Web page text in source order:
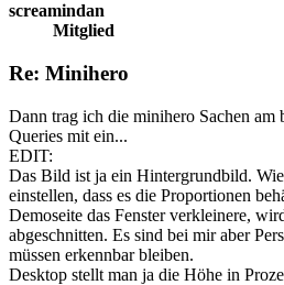
screamindan
Mitglied
Re: Minihero
Dann trag ich die minihero Sachen am
Queries mit ein...
EDIT:
Das Bild ist ja ein Hintergrundbild.
einstellen, dass es die Proportionen
Demoseite das Fenster verkleinere,
abgeschnitten. Es sind bei mir aber
müssen erkennbar bleiben.
Desktop stellt man ja die Höhe in